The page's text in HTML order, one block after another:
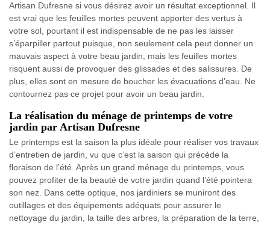
Artisan Dufresne si vous désirez avoir un résultat exceptionnel. Il
est vrai que les feuilles mortes peuvent apporter des vertus à
votre sol, pourtant il est indispensable de ne pas les laisser
s’éparpiller partout puisque, non seulement cela peut donner un
mauvais aspect à votre beau jardin, mais les feuilles mortes
risquent aussi de provoquer des glissades et des salissures. De
plus, elles sont en mesure de boucher les évacuations d’eau. Ne
contournez pas ce projet pour avoir un beau jardin.
La réalisation du ménage de printemps de votre
jardin par Artisan Dufresne
Le printemps est la saison la plus idéale pour réaliser vos travaux
d’entretien de jardin, vu que c’est la saison qui précède la
floraison de l’été. Après un grand ménage du printemps, vous
pouvez profiter de la beauté de votre jardin quand l’été pointera
son nez. Dans cette optique, nos jardiniers se muniront des
outillages et des équipements adéquats pour assurer le
nettoyage du jardin, la taille des arbres, la préparation de la terre,